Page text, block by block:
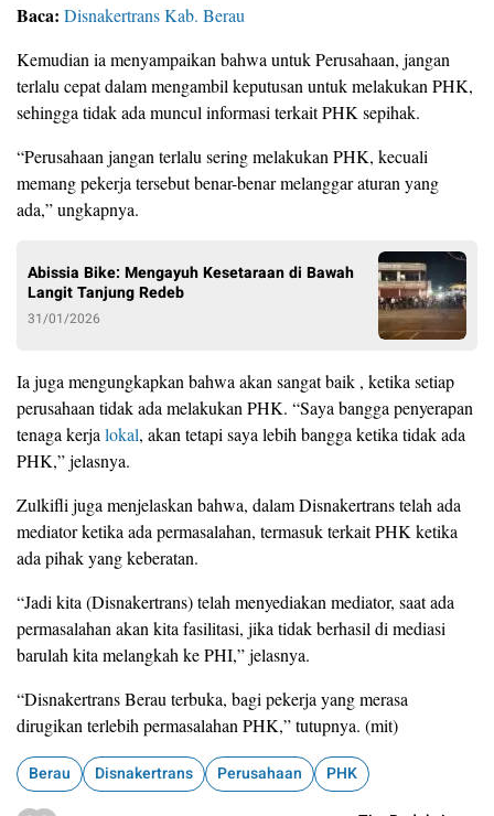
Baca: Disnakertrans Kab. Berau
Kemudian ia menyampaikan bahwa untuk Perusahaan, jangan
terlalu cepat dalam mengambil keputusan untuk melakukan PHK,
sehingga tidak ada muncul informasi terkait PHK sepihak.
“Perusahaan jangan terlalu sering melakukan PHK, kecuali
memang pekerja tersebut benar-benar melanggar aturan yang
ada,” ungkapnya.
Abissia Bike: Mengayuh Kesetaraan di Bawah
Langit Tanjung Redeb
31/01/2026
Ia juga mengungkapkan bahwa akan sangat baik , ketika setiap
perusahaan tidak ada melakukan PHK. “Saya bangga penyerapan
tenaga kerja lokal, akan tetapi saya lebih bangga ketika tidak ada
PHK,” jelasnya.
Zulkifli juga menjelaskan bahwa, dalam Disnakertrans telah ada
mediator ketika ada permasalahan, termasuk terkait PHK ketika
ada pihak yang keberatan.
“Jadi kita (Disnakertrans) telah menyediakan mediator, saat ada
permasalahan akan kita fasilitasi, jika tidak berhasil di mediasi
barulah kita melangkah ke PHI,” jelasnya.
“Disnakertrans Berau terbuka, bagi pekerja yang merasa
dirugikan terlebih permasalahan PHK,” tutupnya. (mit)
Berau Disnakertrans Perusahaan PHK